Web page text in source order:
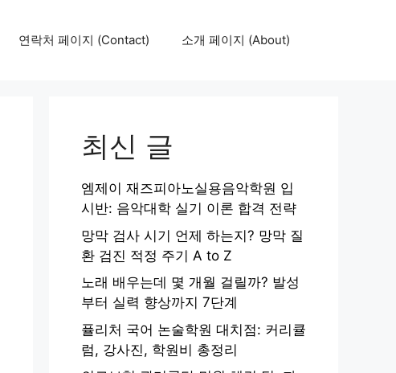
연락처 페이지 (Contact) 소개 페이지 (About)
최신 글
엠제이 재즈피아노실용음악학원 입
시반: 음악대학 실기 이론 합격 전략
망막 검사 시기 언제 하는지? 망막 질
환 검진 적정 주기 A to Z
노래 배우는데 몇 개월 걸릴까? 발성
부터 실력 향상까지 7단계
퓰리처 국어 논술학원 대치점: 커리큘
럼, 강사진, 학원비 총정리